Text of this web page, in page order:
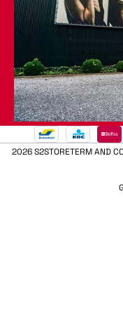
2026 S2STORETERM AND